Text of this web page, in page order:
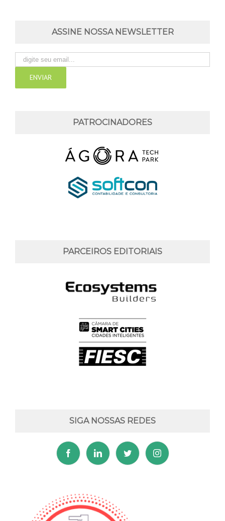
ASSINE NOSSA NEWSLETTER
PATROCINADORES
PARCEIROS EDITORIAIS
SIGA NOSSAS REDES